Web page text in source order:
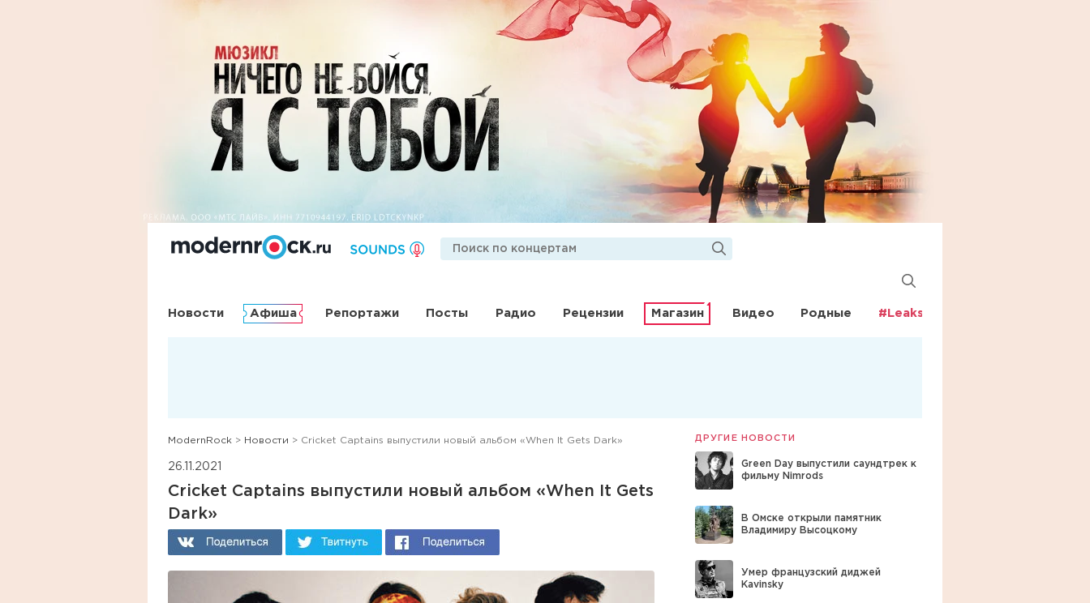
Новости Афиша Репортажи Посты Радио Рецензии Магазин Видео Родные #Leaks
ModernRock > Новости > Cricket Captains выпустили новый альбом «When It Gets Dark»
26.11.2021
Cricket Captains выпустили новый альбом «When It Gets
Dark»
ДРУГИЕ НОВОСТИ
Green Day выпустили саундтрек к
фильму Nimrods
В Омске открыли памятник
Владимиру Высоцкому
Умер французский диджей
Kavinsky